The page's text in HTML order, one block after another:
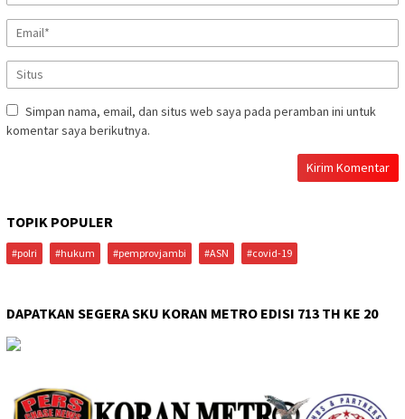
Simpan nama, email, dan situs web saya pada peramban ini untuk
komentar saya berikutnya.
TOPIK POPULER
#polri #hukum #pemprovjambi #ASN #covid-19
DAPATKAN SEGERA SKU KORAN METRO EDISI 713 TH KE 20